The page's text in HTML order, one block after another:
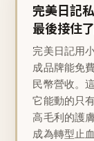
完美日記
最後接住
完美日記用
成品牌能免
民幣營收。
它能動的只
高毛利的護
成為轉型止